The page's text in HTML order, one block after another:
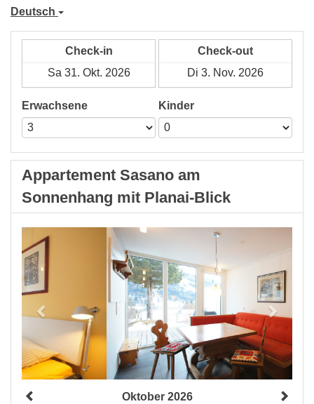
Deutsch
Check-in Check-out
Erwachsene Kinder
Appartement Sasano am
Sonnenhang mit Planai-Blick
Previous
Oktober 2026